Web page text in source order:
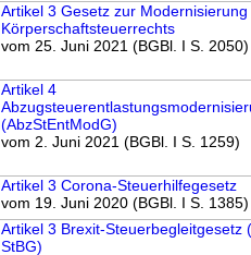
Artikel 3 Gesetz zur
Körperschaftsteuerrechts
vom 25. Juni 2021 (BGBl. I S. 2050)
Artikel 4
(AbzStEntModG)
vom 2. Juni 2021 (BGBl. I S. 1259)
Artikel 3 Corona-Steuerhilfegesetz
vom 19. Juni 2020 (BGBl. I S. 1385)
Artikel 3 Brexit-Steuerbegleitgesetz
StBG)